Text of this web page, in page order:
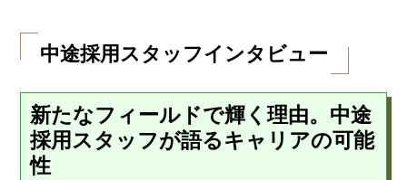
中途採用スタッフインタビュー
新たなフィールドで輝く理由。中途
採用スタッフが語るキャリアの可能
性